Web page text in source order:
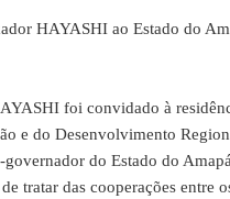
HAYASHI ao Estado do
foi convidado à
e do Desenvolvimento
governador do Estado do
tratar das cooperações entre